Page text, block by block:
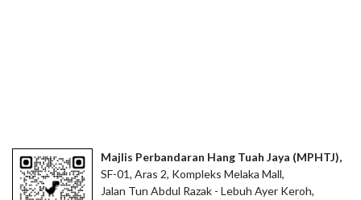
Majlis Perbandaran Hang Tuah Jaya (MPHTJ),
SF-01, Aras 2, Kompleks Melaka Mall,
Jalan Tun Abdul Razak - Lebuh Ayer Keroh,